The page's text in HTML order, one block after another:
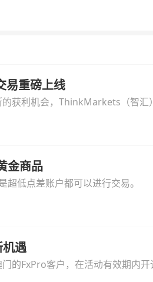
重磅上线
获利机会，ThinkMarkets（智
交易品种、杠杆配置、支持软件及
金商品
低点差账户都可以进行交易。
遇
的FxPro客户，在活动有效期内